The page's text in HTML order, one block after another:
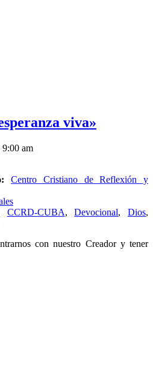
viva»
9:00 am
Centro Cristiano de Reflexión y
CCRD-CUBA,Devocional, Dios,
con nuestro Creador y tener